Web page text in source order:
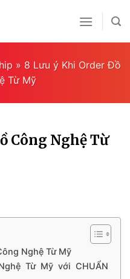
» 8 Lưu ý Khi Order Đồ
Từ Mỹ
Công Nghệ Từ
Nghệ Từ Mỹ
Từ Mỹ với CHUẨN